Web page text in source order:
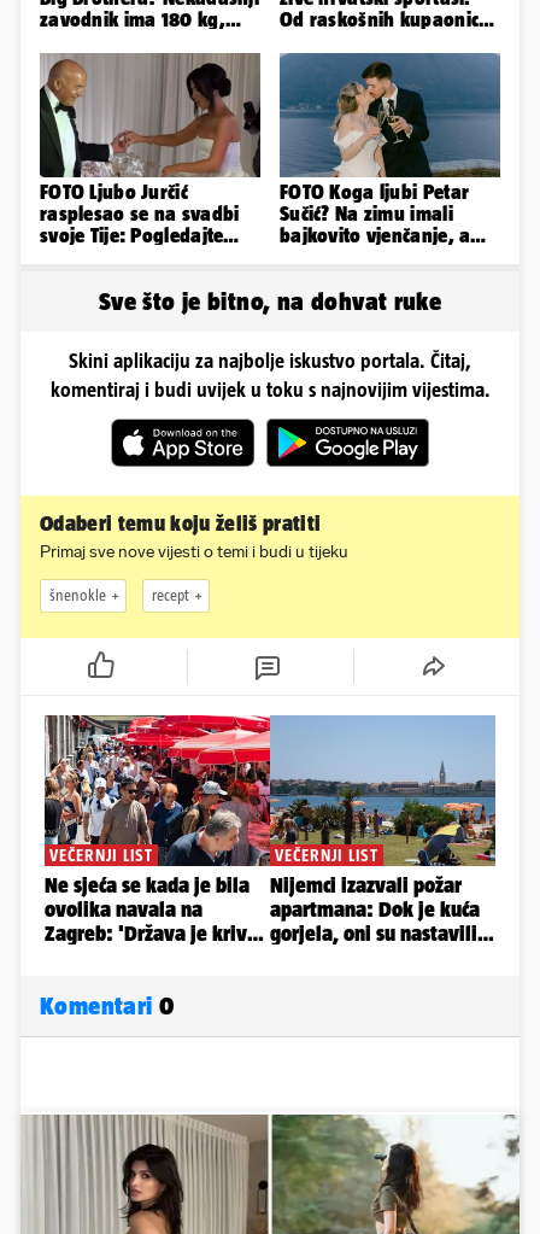
zavodnik ima 180 kg,
Od raskošnih kupaonica
FOTO Ljubo Jurčić
rasplesao se na svadbi
svoje Tije: Pogledajte
FOTO Koga ljubi Petar
Sučić? Na zimu imali
bajkovito vjenčanje, a
Sve što je bitno, na dohvat ruke
Skini aplikaciju za najbolje iskustvo portala. Čitaj,
komentiraj i budi uvijek u toku s najnovijim vijestima.
Odaberi temu koju želiš pratiti
Primaj sve nove vijesti o temi i budi u tijeku
šnenokle recept
Komentari 0